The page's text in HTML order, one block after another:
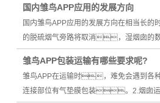
绝缘箱
玻璃钢烟道
大型雏鸟APP
国内雏鸟APP应用的发展方向
国内雏鸟APP应用的发展方向在相当长
的脱硫烟气旁路将取消，湿烟囱
雏鸟APP包装运输有哪些要求呢?
雏鸟APP在运输时，难免会遇到各
连接部位有气垫膜包装。2.烟囱